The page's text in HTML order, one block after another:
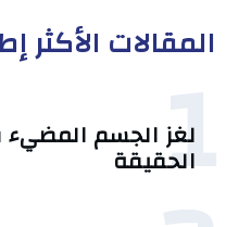
المقالات الأكثر
1
لغز الجسم
الحقيقة